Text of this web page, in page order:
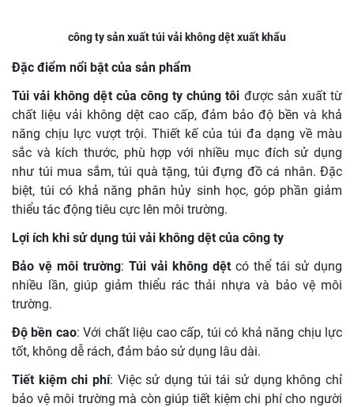
công ty sản xuất túi vải không dệt xuất khẩu
Đặc điểm nổi bật của sản phẩm
Túi vải không dệt của công ty chúng tôi được sản xuất từ
chất liệu vải không dệt cao cấp, đảm bảo độ bền và khả
năng chịu lực vượt trội. Thiết kế của túi đa dạng về màu
sắc và kích thước, phù hợp với nhiều mục đích sử dụng
như túi mua sắm, túi quà tặng, túi đựng đồ cá nhân. Đặc
biệt, túi có khả năng phân hủy sinh học, góp phần giảm
thiểu tác động tiêu cực lên môi trường.
Lợi ích khi sử dụng túi vải không dệt của công ty
Bảo vệ môi trường: Túi vải không dệt có thể tái sử dụng
nhiều lần, giúp giảm thiểu rác thải nhựa và bảo vệ môi
trường.
Độ bền cao: Với chất liệu cao cấp, túi có khả năng chịu lực
tốt, không dễ rách, đảm bảo sử dụng lâu dài.
Tiết kiệm chi phí: Việc sử dụng túi tái sử dụng không chỉ
bảo vệ môi trường mà còn giúp tiết kiệm chi phí cho người